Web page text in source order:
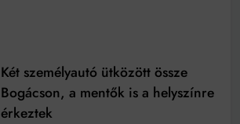
Két személyautó ütközött össze
Bogácson, a mentők is a helyszínre
érkeztek